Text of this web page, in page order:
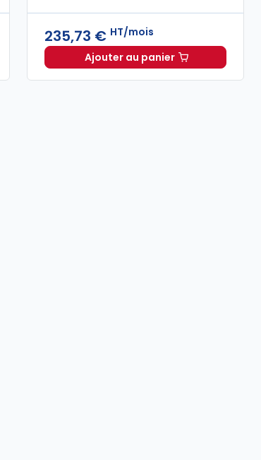
2026 à 49,00 € TTC
235,73 € HT/mois
Ajouter au panierELnet Sécurité et